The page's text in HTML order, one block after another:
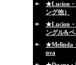
★Lucion・
ング他）
★Lucion
ングル&ペ
★Melinda
nva